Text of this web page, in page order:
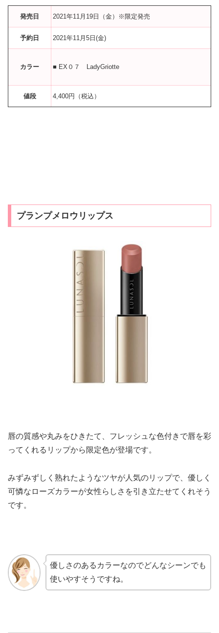
発売日 2021年11月19日（金）※限定発売
予約日 2021年11月5日(金)
カラー ■ EX０７ LadyGriotte
値段 4,400円（税込）
プランプメロウリップス
唇の質感や丸みをひきたて、フレッシュな色付きで唇を彩
ってくれるリップから限定色が登場です。
みずみずしく熟れたようなツヤが人気のリップで、優しく
可憐なローズカラーが女性らしさを引き立たせてくれそう
です。
優しさのあるカラーなのでどんなシーンでも
使いやすそうですね。